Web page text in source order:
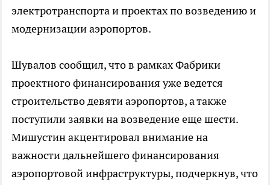
электротранспорта и проектах по возведению и
модернизации аэропортов.
Шувалов сообщил, что в рамках Фабрики
проектного финансирования уже ведется
строительство девяти аэропортов, а также
поступили заявки на возведение еще шести.
Мишустин акцентировал внимание на
важности дальнейшего финансирования
аэропортовой инфраструктуры, подчеркнув, что